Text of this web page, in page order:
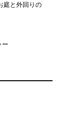
庭と外回りの
ー